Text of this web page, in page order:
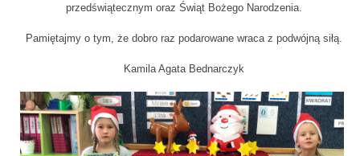
przedświątecznym oraz Świąt Bożego Narodzenia.
Pamiętajmy o tym, że dobro raz podarowane wraca z podwójną siłą.
Kamila Agata Bednarczyk